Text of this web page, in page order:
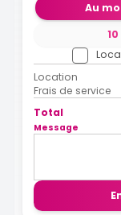
Au
Location
Frais de service
Total
Message